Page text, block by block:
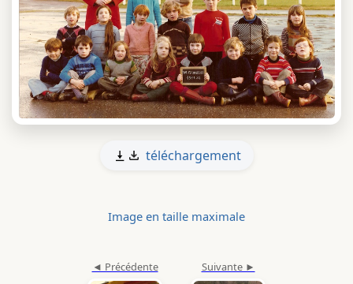
téléchargement
Image en taille maximale